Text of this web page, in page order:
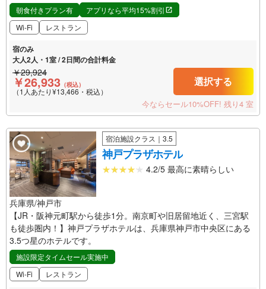
朝食付きプラン有
アプリなら平均15%割引
Wi-Fi
レストラン
宿のみ
大人2人・1室 / 2日間の合計料金
￥29,924
￥26,933 （税込）
（1人あたり¥13,466・税込）
選択する
今ならセール10%OFF! 残り4 室
宿泊施設クラス｜3.5
神戸プラザホテル
4.2/5 最高に素晴らしい
兵庫県/神戸市
【JR・阪神元町駅から徒歩1分。南京町や旧居留地近く、三宮駅
も徒歩圏内！】神戸プラザホテルは、兵庫県神戸市中央区にある
3.5つ星のホテルです。
施設限定タイムセール実施中
Wi-Fi
レストラン